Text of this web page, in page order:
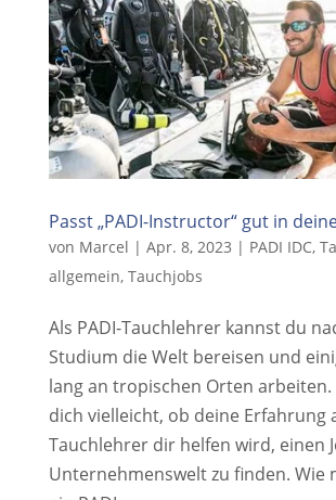
Passt „PADI-Instructor“ gut in
von Marcel | Apr. 8, 2023 | PADI IDC,
allgemein, Tauchjobs
Als PADI-Tauchlehrer kannst du
Studium die Welt bereisen und
lang an tropischen Orten
dich vielleicht, ob deine Erfahrung
Tauchlehrer dir helfen wird, einen
Unternehmenswelt zu finden. Wie